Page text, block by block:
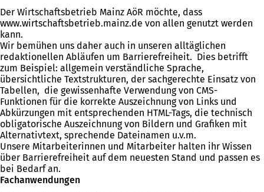
Der Wirtschaftsbetrieb Mainz AöR möchte, dass
www.wirtschaftsbetrieb.mainz.de von allen genutzt werden
kann.
Wir bemühen uns daher auch in unseren alltäglichen
redaktionellen Abläufen um Barrierefreiheit. Dies betrifft
zum Beispiel: allgemein verständliche Sprache,
übersichtliche Textstrukturen, der sachgerechte Einsatz von
Tabellen, die gewissenhafte Verwendung von CMS-
Funktionen für die korrekte Auszeichnung von Links und
Abkürzungen mit entsprechenden HTML-Tags, die technisch
obligatorische Auszeichnung von Bildern und Grafiken mit
Alternativtext, sprechende Dateinamen u.v.m.
Unsere Mitarbeiterinnen und Mitarbeiter halten ihr Wissen
über Barrierefreiheit auf dem neuesten Stand und passen es
bei Bedarf an.
Fachanwendungen